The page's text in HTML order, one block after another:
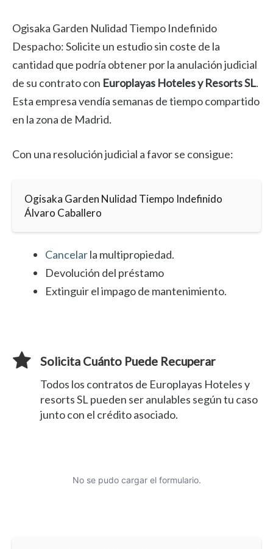
Ogisaka Garden Nulidad Tiempo Indefinido
Despacho: Solicite un estudio sin coste de la
cantidad que podría obtener por la anulación judicial
de su contrato con Europlayas Hoteles y Resorts SL.
Esta empresa vendía semanas de tiempo compartido
en la zona de Madrid.
Con una resolución judicial a favor se consigue:
Ogisaka Garden Nulidad Tiempo Indefinido
Álvaro Caballero
Cancelarla multipropiedad.
Devolución del préstamo
Extinguir el impago de mantenimiento.
Solicita Cuánto Puede Recuperar
Todos los contratos de Europlayas Hoteles y
resorts SL pueden ser anulables según tu caso
junto con el crédito asociado.
No se pudo cargar el formulario.